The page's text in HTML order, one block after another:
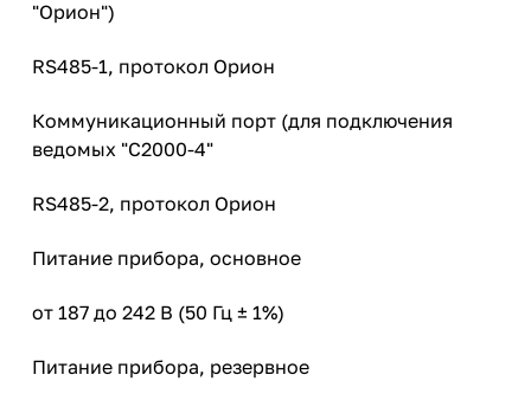
"Орион")
RS485-1, протокол Орион
Коммуникационный порт (для подключения
ведомых "С2000-4"
RS485-2, протокол Орион
Питание прибора, основное
от 187 до 242 В (50 Гц ± 1%)
Питание прибора, резервное